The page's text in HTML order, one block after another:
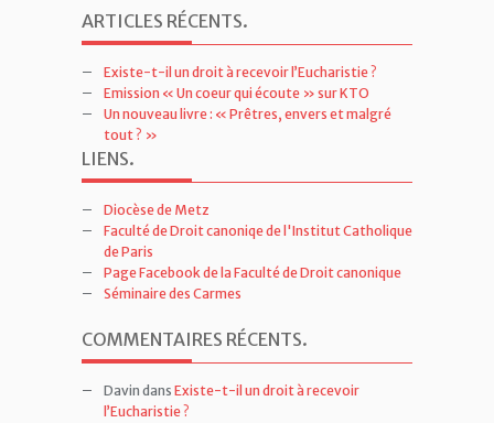
ARTICLES RÉCENTS.
Existe-t-il un droit à recevoir l’Eucharistie ?
Emission « Un coeur qui écoute » sur KTO
Un nouveau livre : « Prêtres, envers et malgré
tout ? »
LIENS.
Diocèse de Metz
Faculté de Droit canoniqe de l'Institut Catholique
de Paris
Page Facebook de la Faculté de Droit canonique
Séminaire des Carmes
COMMENTAIRES RÉCENTS.
Davin dans Existe-t-il un droit à recevoir
l’Eucharistie ?